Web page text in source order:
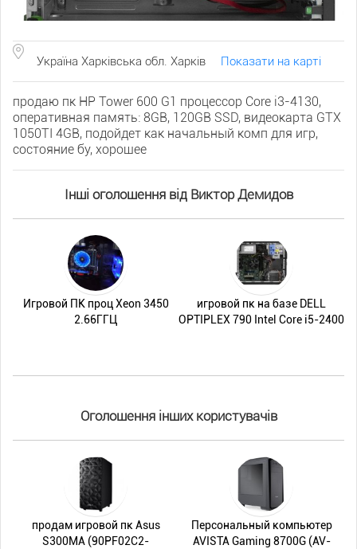
Україна Харківська обл. Харків Показати на карті
продаю пк HP Tower 600 G1 процессор Core i3-4130,
оперативная память: 8GB, 120GB SSD, видеокарта GTX
1050TI 4GB, подойдет как начальный комп для игр,
состояние бу, хорошее
Інші оголошення від Виктор Демидов
Игровой ПК проц Xeon 3450
2.66ГГЦ
игровой пк на базе DELL
OPTIPLEX 790 Intel Core i5-2400
Оголошення інших користувачів
продам игровой пк Asus
S300MA (90PF02C2-
Персональный компьютер
AVISTA Gaming 8700G (AV-